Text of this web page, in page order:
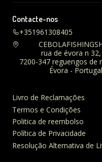
Contacte-nos
+351961308405
rua de évora n
7200-347 reguengos de
Évora - Portugal
Livro de Reclamações
Termos e Condições
Politica de reembolso
Política de Privacidade
Resolução Alternativa de